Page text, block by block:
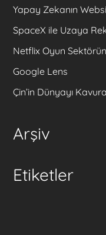
Yapay Zekanın
SpaceX ile Uzaya
Netflix Oyun
Google Lens
Çin’in Dünyayı
Arşiv
Etiketler